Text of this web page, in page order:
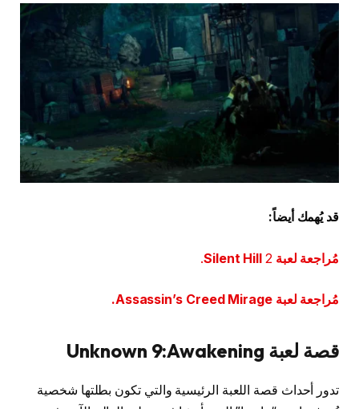
قد يُهمك أيضاً:
مُراجعة لعبة Silent Hill2.
مُراجعة لعبة Assassin’s Creed Mirage.
قصة لعبة Unknown 9:Awakening
تدور أحداث قصة اللعبة الرئيسية والتي تكون بطلتها شخصية